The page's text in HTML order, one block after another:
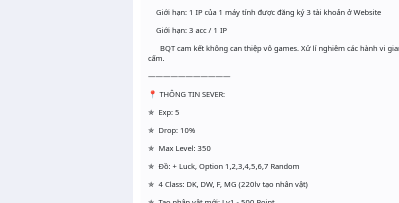
Giới hạn: 1 IP của 1 máy tính được đăng ký 3 tài khoản ở Website
Giới hạn: 3 acc / 1 IP
BQT cam kết không can thiệp vô games. Xử lí nghiêm các hành vi
cấm.
———————————
📍 THÔNG TIN SEVER:
✯ Exp: 5
✯ Drop: 10%
✯ Max Level: 350
✯ Đồ: + Luck, Option 1,2,3,4,5,6,7 Random
✯ 4 Class: DK, DW, F, MG (220lv tạo nhân vật)